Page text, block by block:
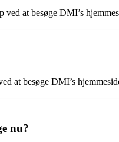
at besøge DMI’s
at besøge DMI’s
nu?